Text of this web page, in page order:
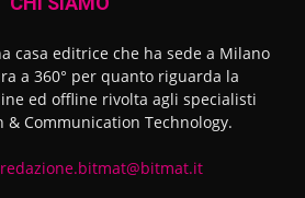
casa editrice che ha sede a Milano
a 360° per quanto riguarda la
ed offline rivolta agli specialisti
Communication Technology.
redazione.bitmat@bitmat.it